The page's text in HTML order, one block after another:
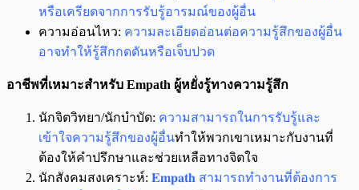
หรือเครียดจากการรับรู้อารมณ์ของผู้อื่น
ความอ่อนไหว: ความละเอียดอ่อนต่อความรู้สึกของผู้อื่น
อาจทำให้รู้สึกกดดันหรือเจ็บปวด
อาชีพที่เหมาะสำหรับ Empath ผู้หยั่งรู้ทางความรู้สึก
นักจิตวิทยา/นักบำบัด: ความสามารถในการรับรู้และ
เข้าใจความรู้สึกของผู้อื่นทำให้พวกเขาเหมาะกับงานที่
ต้องให้คำปรึกษาและช่วยเหลือทางจิตใจ
นักสังคมสงเคราะห์: 𝐄𝐦𝐩𝐚𝐭𝐡 สามารถทำงานที่ต้องการ